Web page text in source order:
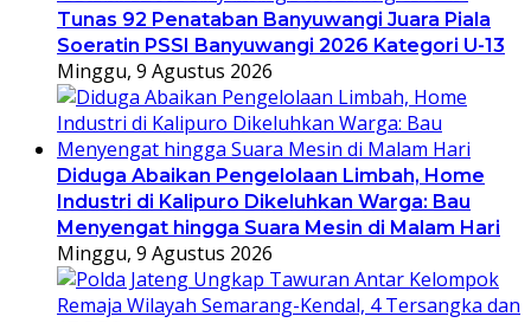
Tunas 92 Penataban Banyuwangi Juara Piala
Soeratin PSSI Banyuwangi 2026 Kategori U-13
Minggu, 9 Agustus 2026
Diduga Abaikan Pengelolaan Limbah, Home
Industri di Kalipuro Dikeluhkan Warga: Bau
Menyengat hingga Suara Mesin di Malam Hari
Minggu, 9 Agustus 2026